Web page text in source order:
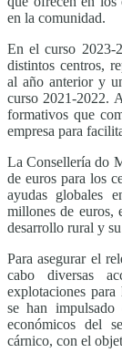
en la comunidad.
En el curso 2023-
distintos centros,
al año anterior y
curso 2021-2022.
formativos que
empresa para
La Consellería do
de euros para los
ayudas globales
millones de euros,
desarrollo rural y
Para asegurar el
cabo diversas
explotaciones para
se han impulsado
económicos del
cárnico, con el